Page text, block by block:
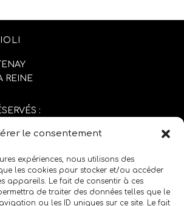
le consentement
expériences, nous utilisons des
les cookies pour stocker et/ou accéder
appareils. Le fait de consentir à ces
de traiter des données telles que le
ou les ID uniques sur ce site. Le fait
REINE
:
SITE :
/CGV